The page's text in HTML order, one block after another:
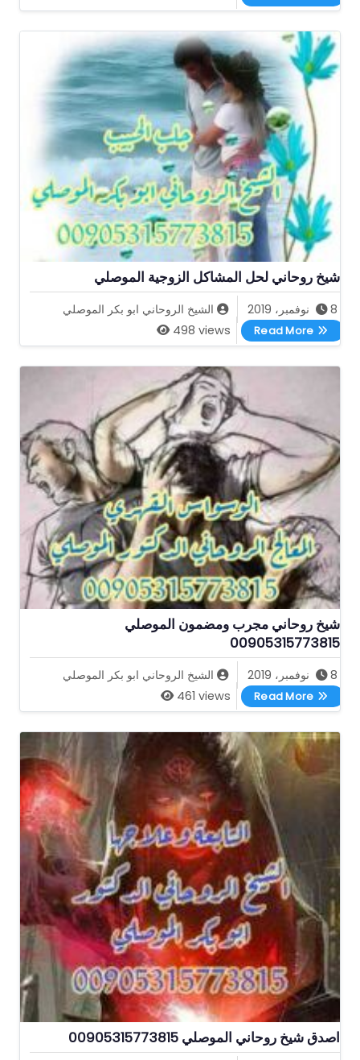
شيخ روحاني لحل المشاكل الزوجية الموصلي
8 نوفمبر، 2019
الشيخ الروحاني ابو بكر الموصلي
498 views
Read More
شيخ روحاني لحل المشاكل الزوجية الموصلي
شيخ روحاني مجرب ومضمون الموصلي
00905315773815
8 نوفمبر، 2019
الشيخ الروحاني ابو بكر الموصلي
461 views
Read More
شيخ روحاني مجرب ومضمون الموصلي 00905315773815
اصدق شيخ روحاني الموصلي 00905315773815